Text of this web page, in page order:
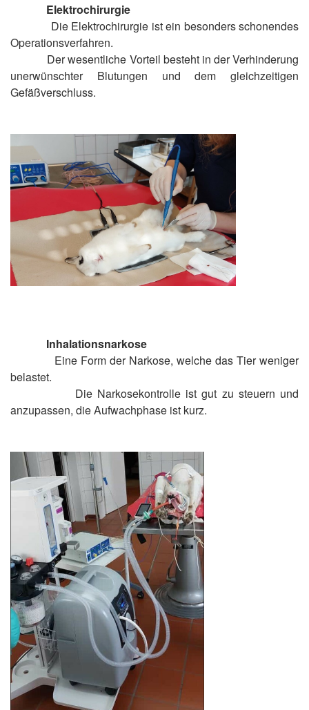
Elektrochirurgie
Die Elektrochirurgie ist ein besonders schonendes
Operationsverfahren.
Der wesentliche Vorteil besteht in der Verhinderung
unerwünschter Blutungen und dem gleichzeitigen
Gefäßverschluss.
Inhalationsnarkose
Eine Form der Narkose, welche das Tier weniger
belastet.
Die Narkosekontrolle ist gut zu steuern und
anzupassen, die Aufwachphase ist kurz.